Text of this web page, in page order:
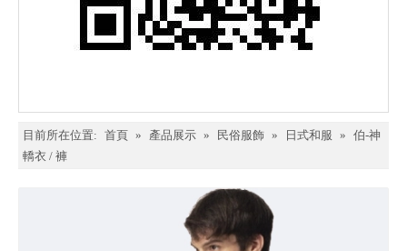
目前所在位置: 首頁 » 產品展示 » 民俗服飾 » 日式和服 » 伯-神
轎衣 / 褲